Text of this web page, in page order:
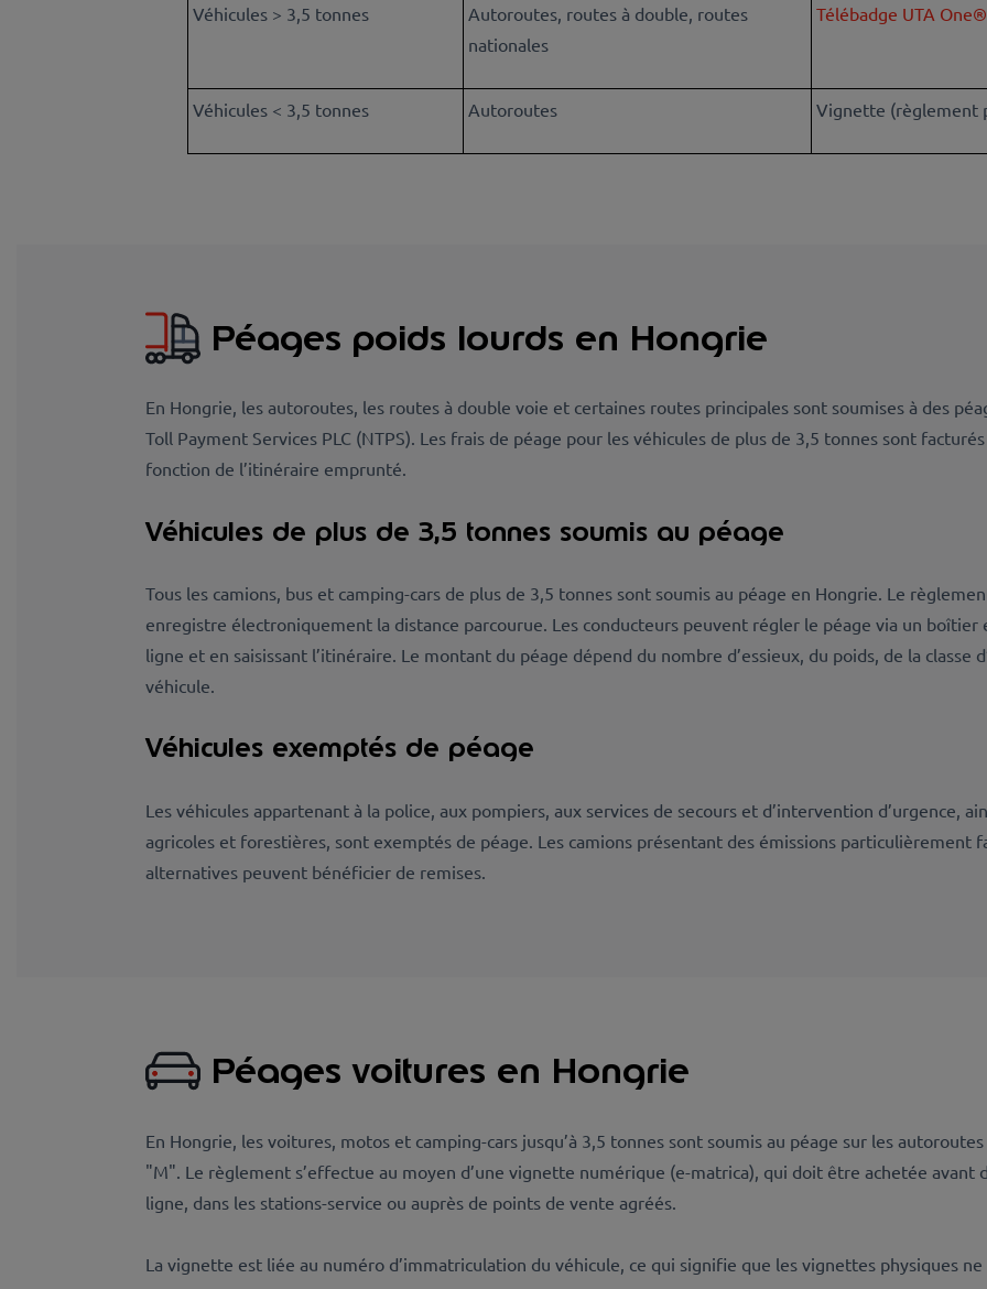
Véhicules > 3,5 tonnes
Autoroutes, routes à double, routes
nationales
Télébadge UTA
Véhicules < 3,5 tonnes Autoroutes Vignette (règlement
Péages poids lourds en Hongrie
En Hongrie, les autoroutes, les routes à double voie et certaines routes principales sont soumises à des
Toll Payment Services PLC (NTPS). Les frais de péage pour les véhicules de plus de 3,5 tonnes sont
fonction de l’itinéraire emprunté.
Véhicules de plus de 3,5 tonnes soumis au péage
Tous les camions, bus et camping-cars de plus de 3,5 tonnes sont soumis au péage en Hongrie. Le
enregistre électroniquement la distance parcourue. Les conducteurs peuvent régler le péage via un boîtier
ligne et en saisissant l’itinéraire. Le montant du péage dépend du nombre d’essieux, du poids, de la classe
véhicule.
Véhicules exemptés de péage
Les véhicules appartenant à la police, aux pompiers, aux services de secours et d’intervention d’urgence,
agricoles et forestières, sont exemptés de péage. Les camions présentant des émissions particulièrement
alternatives peuvent bénéficier de remises.
Péages voitures en Hongrie
En Hongrie, les voitures, motos et camping-cars jusqu’à 3,5 tonnes sont soumis au péage sur les
"M". Le règlement s’effectue au moyen d’une vignette numérique (e-matrica), qui doit être achetée avant
ligne, dans les stations-service ou auprès de points de vente agréés.
La vignette est liée au numéro d’immatriculation du véhicule, ce qui signifie que les vignettes physiques